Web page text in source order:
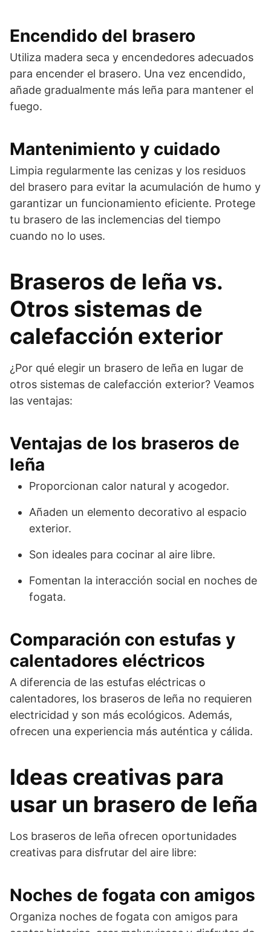
Encendido del brasero
Utiliza madera seca y encendedores adecuados
para encender el brasero. Una vez encendido,
añade gradualmente más leña para mantener el
fuego.
Mantenimiento y cuidado
Limpia regularmente las cenizas y los residuos
del brasero para evitar la acumulación de humo y
garantizar un funcionamiento eficiente. Protege
tu brasero de las inclemencias del tiempo
cuando no lo uses.
Braseros de leña vs.
Otros sistemas de
calefacción exterior
¿Por qué elegir un brasero de leña en lugar de
otros sistemas de calefacción exterior? Veamos
las ventajas:
Ventajas de los braseros de
leña
Proporcionan calor natural y acogedor.
Añaden un elemento decorativo al espacio
exterior.
Son ideales para cocinar al aire libre.
Fomentan la interacción social en noches de
fogata.
Comparación con estufas y
calentadores eléctricos
A diferencia de las estufas eléctricas o
calentadores, los braseros de leña no requieren
electricidad y son más ecológicos. Además,
ofrecen una experiencia más auténtica y cálida.
Ideas creativas para
usar un brasero de leña
Los braseros de leña ofrecen oportunidades
creativas para disfrutar del aire libre:
Noches de fogata con amigos
Organiza noches de fogata con amigos para